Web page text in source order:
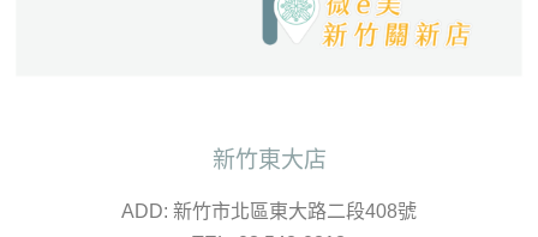
新竹東大店
ADD: 新竹市北區東大路二段408號